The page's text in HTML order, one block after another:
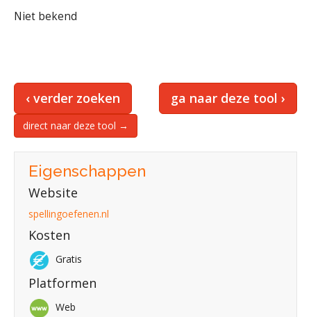
Niet bekend
‹ verder zoeken ga naar deze tool ›
direct naar deze tool →
Eigenschappen
Website
spellingoefenen.nl
Kosten
Gratis
Platformen
Web